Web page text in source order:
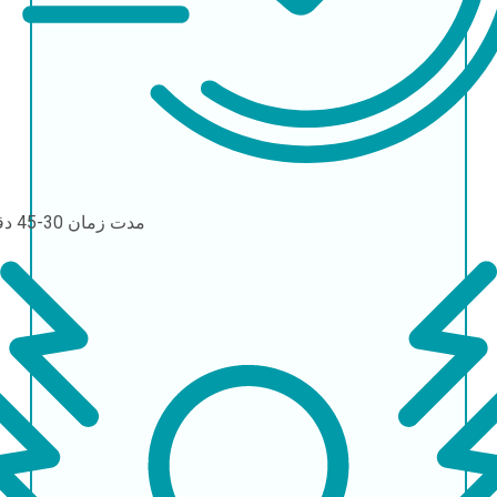
مدت زمان 30-45 دقیقه